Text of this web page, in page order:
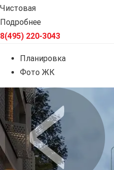
Чистовая
Подробнее
8(495) 220-3043
Планировка
Фото ЖК